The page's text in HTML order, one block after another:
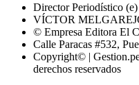
Director Periodístico (e)
VÍCTOR
© Empresa Editora El
Calle Paracas #532,
Copyright© |
derechos reservados